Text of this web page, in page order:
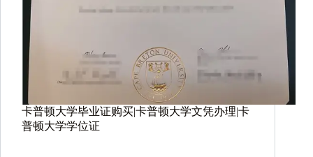
卡普顿大学毕业证购买|卡普顿大学文凭办理|卡
普顿大学学位证